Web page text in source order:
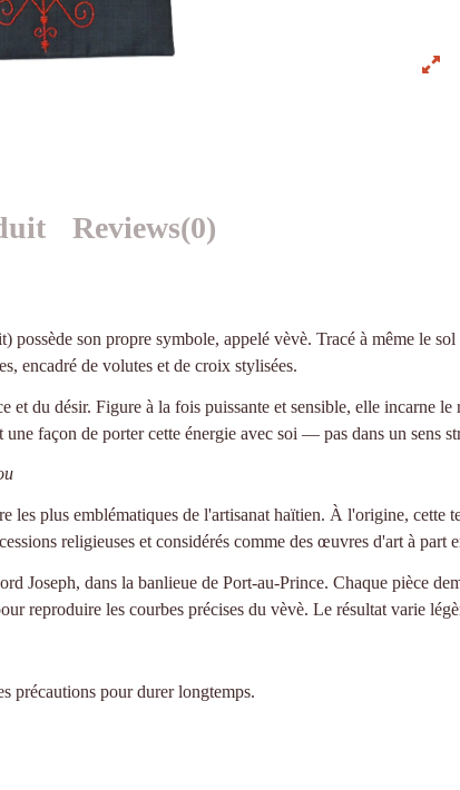
Reviews(0)
son propre symbole, appelé vèvè. Tracé à même le
encadré de volutes et de croix stylisées.
et du désir. Figure à la fois puissante et sensible, elle incarne
une façon de porter cette énergie avec soi — pas dans un
les plus emblématiques de l'artisanat haïtien. À l'origine, cette
religieuses et considérés comme des œuvres d'art à part
Joseph, dans la banlieue de Port-au-Prince. Chaque pièce
reproduire les courbes précises du vèvè. Le résultat varie
précautions pour durer longtemps.